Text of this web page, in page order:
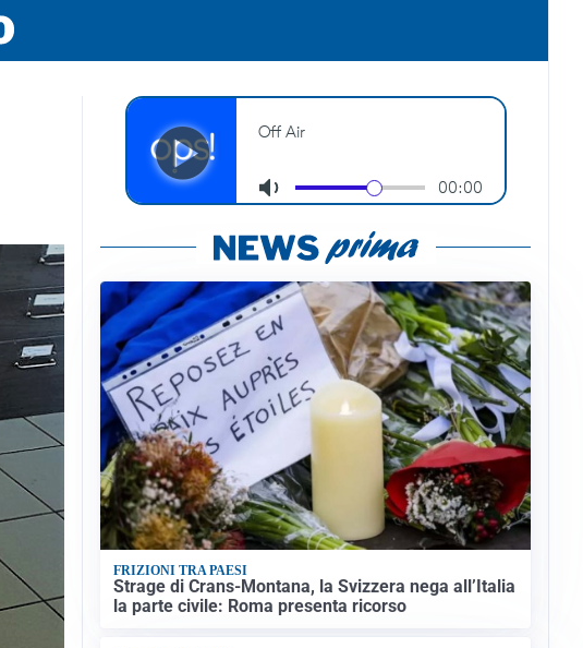
FRIZIONI TRA PAESI
Strage di Crans-Montana, la Svizzera nega all’Italia
la parte civile: Roma presenta ricorso